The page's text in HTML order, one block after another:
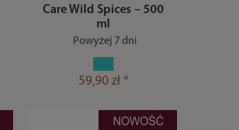
Care Wild Spices – 500
ml
Powyżej 7 dni
59,90 zł *